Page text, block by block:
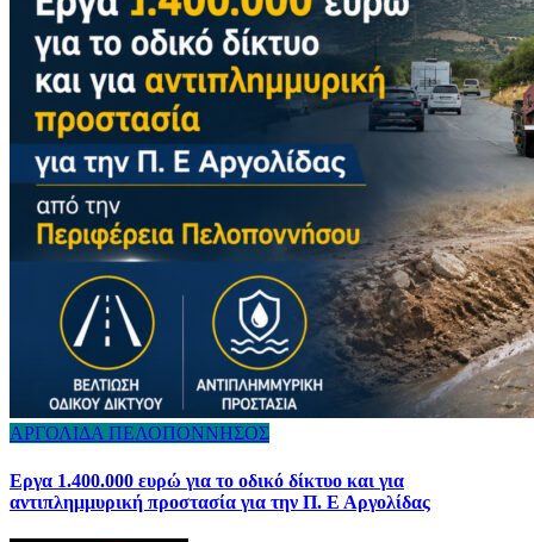
ΑΡΓΟΛΙΔΑ ΠΕΛΟΠΟΝΝΗΣΟΣ
Εργα 1.400.000 ευρώ για το οδικό δίκτυο και για
αντιπλημμυρική προστασία για την Π. Ε Αργολίδας